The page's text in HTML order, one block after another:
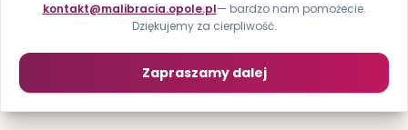
kontakt@malibracia.opole.pl— bardzo nam pomożecie.
Dziękujemy za cierpliwość.
Zapraszamy dalej
Strona główna Zobacz psiaki